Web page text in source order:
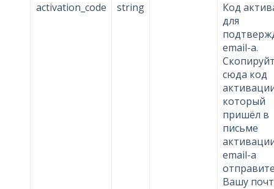
activation_code
string
Код
для
email-a.
сюда код
который
пришёл в
письме
email-a
Вашу